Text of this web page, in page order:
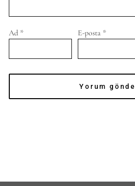
Ad * E-posta *